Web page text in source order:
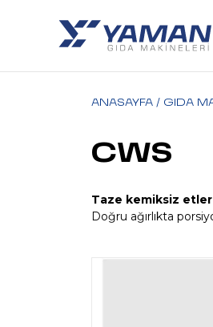
ANASAYFA / GIDA
CWS
Taze kemiksiz etler
Doğru ağırlıkta